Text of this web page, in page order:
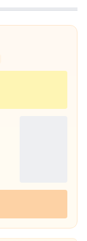
और अपडेट देने का कार्य